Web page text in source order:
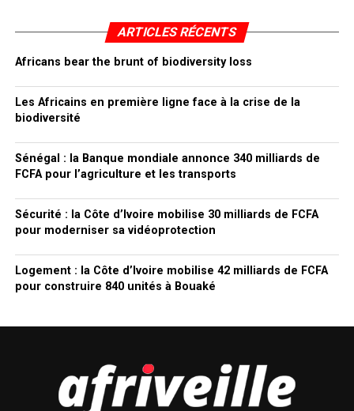
ARTICLES RÉCENTS
Africans bear the brunt of biodiversity loss
Les Africains en première ligne face à la crise de la
biodiversité
Sénégal : la Banque mondiale annonce 340 milliards de
FCFA pour l’agriculture et les transports
Sécurité : la Côte d’Ivoire mobilise 30 milliards de FCFA
pour moderniser sa vidéoprotection
Logement : la Côte d’Ivoire mobilise 42 milliards de FCFA
pour construire 840 unités à Bouaké